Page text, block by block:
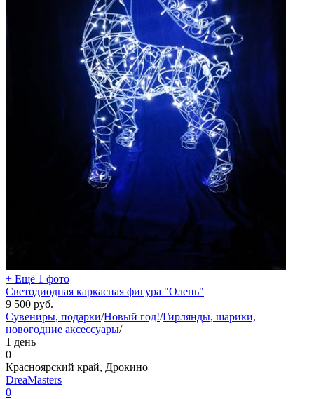
+ Ещё 1 фото
Светодиодная каркасная фигура "Олень"
9 500 руб.
Сувениры, подарки/Новый год!/Гирлянды, шарики,
новогодние аксессуары/
1 день
0
Красноярский край, Дрокино
DreaMasters
0